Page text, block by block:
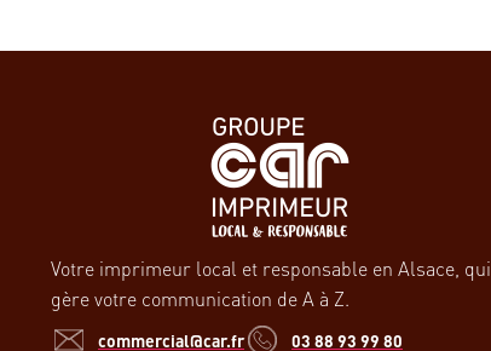
Votre imprimeur local et responsable en Alsace, qui
gère votre communication de A à Z.
commercial@car.fr 03 88 93 99 80